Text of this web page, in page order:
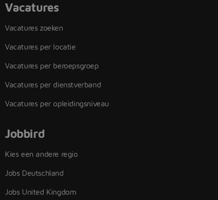
Vacatures
Vacatures zoeken
Vacatures per locatie
Vacatures per beroepsgroep
Vacatures per dienstverband
Vacatures per opleidingsniveau
Jobbird
Kies een andere regio
Jobs Deutschland
Jobs United Kingdom